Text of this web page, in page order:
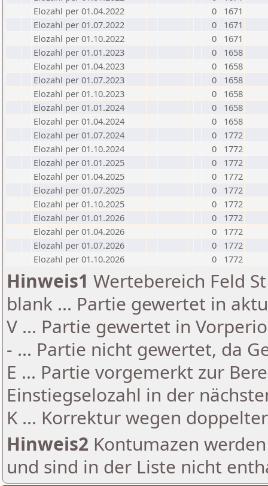
Elozahl per 01.04.2022
0
1671
Elozahl per 01.07.2022
0
1671
Elozahl per 01.10.2022
0
1671
Elozahl per 01.01.2023
0
1658
Elozahl per 01.04.2023
0
1658
Elozahl per 01.07.2023
0
1658
Elozahl per 01.10.2023
0
1658
Elozahl per 01.01.2024
0
1658
Elozahl per 01.04.2024
0
1658
Elozahl per 01.07.2024
0
1772
Elozahl per 01.10.2024
0
1772
Elozahl per 01.01.2025
0
1772
Elozahl per 01.04.2025
0
1772
Elozahl per 01.07.2025
0
1772
Elozahl per 01.10.2025
0
1772
Elozahl per 01.01.2026
0
1772
Elozahl per 01.04.2026
0
1772
Elozahl per 01.07.2026
0
1772
Elozahl per 01.10.2026
0 1772
Hinweis1 Wertebereich Feld
blank ... Partie gewertet in
V ... Partie gewertet in
- ... Partie nicht gewertet, da
E ... Partie vorgemerkt zur
Einstiegselozahl in der
K ... Korrektur wegen
Hinweis2 Kontumazen
und sind in der Liste nicht